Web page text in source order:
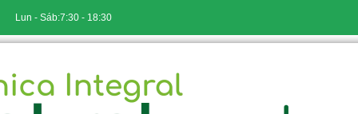
Lun - Sáb:7:30 - 18:30